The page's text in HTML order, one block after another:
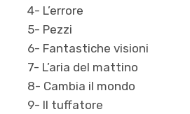
4- L’errore
5- Pezzi
6- Fantastiche visioni
7- L’aria del mattino
8- Cambia il mondo
9- Il tuffatore